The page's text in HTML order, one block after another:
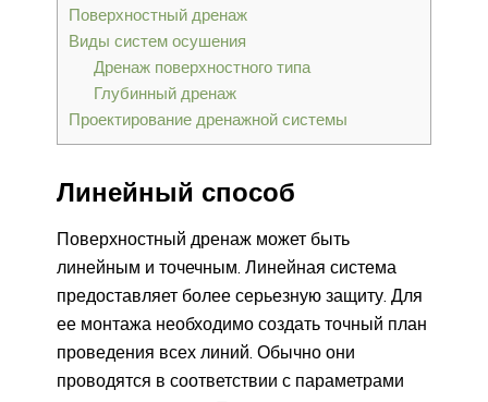
Поверхностный дренаж
Виды систем осушения
Дренаж поверхностного типа
Глубинный дренаж
Проектирование дренажной системы
Линейный способ
Поверхностный дренаж может быть
линейным и точечным. Линейная система
предоставляет более серьезную защиту. Для
ее монтажа необходимо создать точный план
проведения всех линий. Обычно они
проводятся в соответствии с параметрами